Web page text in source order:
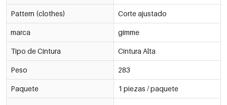
Pattern (clothes) Corte ajustado
marca gimme
Tipo de Cintura Cintura Alta
Peso 283
Paquete 1 piezas / paquete